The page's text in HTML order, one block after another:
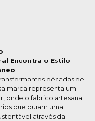
Encontra o Estilo
décadas de
marca representa um
onde o fabrico artesanal
que duram uma
através da